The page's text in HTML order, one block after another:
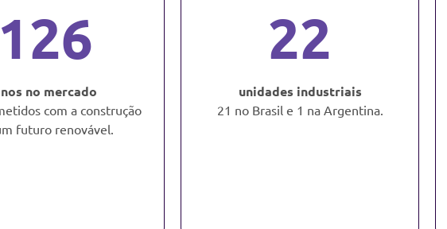
126
no mercado
com a construção
futuro renovável.
22
unidades industriais
21 no Brasil e 1 na Argentina.